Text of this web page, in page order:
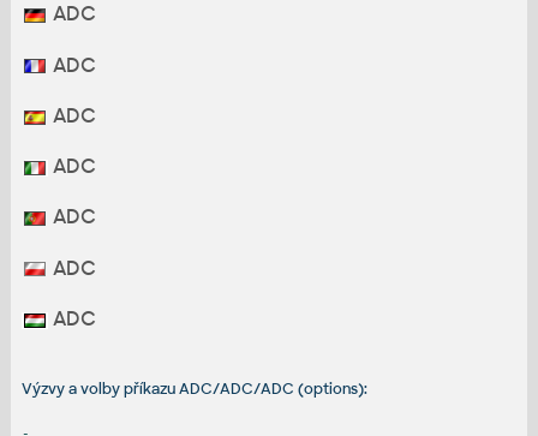
ADC
ADC
ADC
ADC
ADC
ADC
ADC
Výzvy a volby příkazu ADC/ADC/ADC (options):